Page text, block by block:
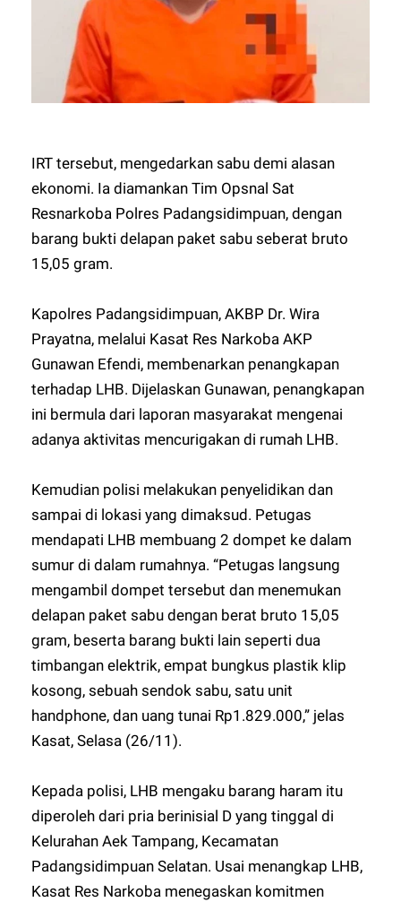
IRT tersebut, mengedarkan sabu demi alasan
ekonomi. Ia diamankan Tim Opsnal Sat
Resnarkoba Polres Padangsidimpuan, dengan
barang bukti delapan paket sabu seberat bruto
15,05 gram.
Kapolres Padangsidimpuan, AKBP Dr. Wira
Prayatna, melalui Kasat Res Narkoba AKP
Gunawan Efendi, membenarkan penangkapan
terhadap LHB. Dijelaskan Gunawan, penangkapan
ini bermula dari laporan masyarakat mengenai
adanya aktivitas mencurigakan di rumah LHB.
Kemudian polisi melakukan penyelidikan dan
sampai di lokasi yang dimaksud. Petugas
mendapati LHB membuang 2 dompet ke dalam
sumur di dalam rumahnya. “Petugas langsung
mengambil dompet tersebut dan menemukan
delapan paket sabu dengan berat bruto 15,05
gram, beserta barang bukti lain seperti dua
timbangan elektrik, empat bungkus plastik klip
kosong, sebuah sendok sabu, satu unit
handphone, dan uang tunai Rp1.829.000,” jelas
Kasat, Selasa (26/11).
Kepada polisi, LHB mengaku barang haram itu
diperoleh dari pria berinisial D yang tinggal di
Kelurahan Aek Tampang, Kecamatan
Padangsidimpuan Selatan. Usai menangkap LHB,
Kasat Res Narkoba menegaskan komitmen